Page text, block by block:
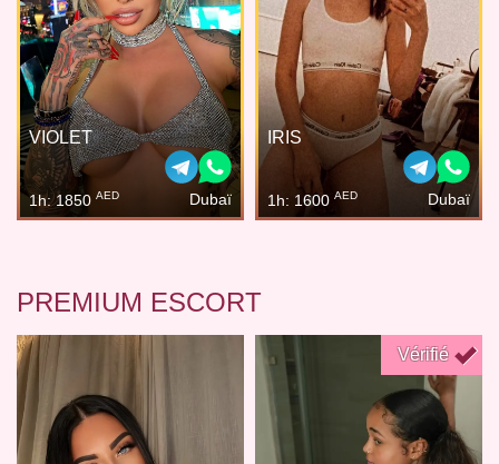
VIOLET
1h: 1850 AED Dubaï
IRIS
1h: 1600 AED Dubaï
PREMIUM ESCORT
Vérifié